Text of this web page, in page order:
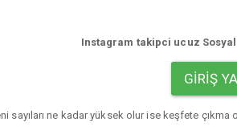
Instagram takipci ucuz Sosyal
GIRIŞ
sayıları ne kadar yüksek olur ise keşfete